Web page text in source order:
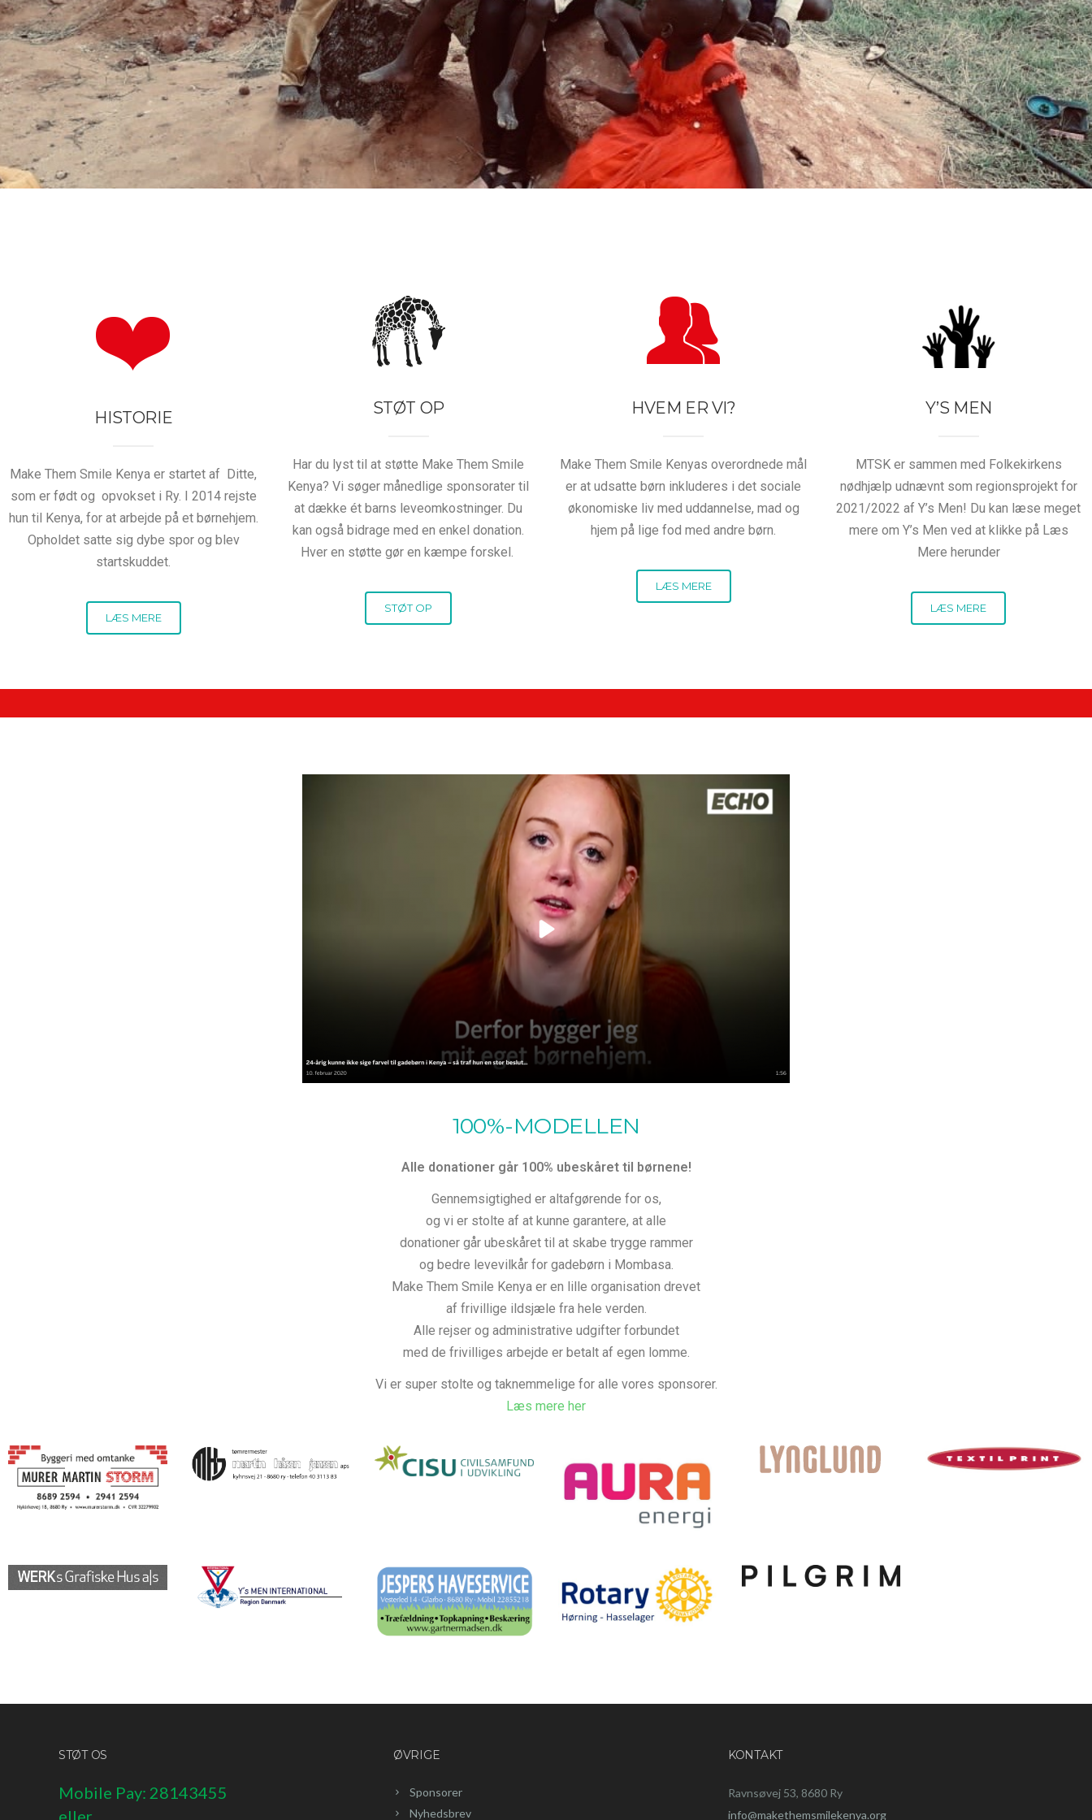
HISTORIE
Make Them Smile Kenya er startet af Ditte,
som er født og opvokset i Ry. I 2014 rejste
hun til Kenya, for at arbejde på et børnehjem.
Opholdet satte sig dybe spor og blev
startskuddet.
LÆS MERE
STØT OP
Har du lyst til at støtte Make Them Smile
Kenya? Vi søger månedlige sponsorater til
at dække ét barns leveomkostninger. Du
kan også bidrage med en enkel donation.
Hver en støtte gør en kæmpe forskel.
STØT OP
HVEM ER VI?
Make Them Smile Kenyas overordnede mål
er at udsatte børn inkluderes i det sociale
økonomiske liv med uddannelse, mad og
hjem på lige fod med andre børn.
LÆS MERE
Y’S MEN
MTSK er sammen med Folkekirkens
nødhjælp udnævnt som regionsprojekt for
2021/2022 af Y’s Men! Du kan læse meget
mere om Y’s Men ved at klikke på Læs
Mere herunder
LÆS MERE
100%-MODELLEN
Alle donationer går 100% ubeskåret til børnene!
Gennemsigtighed er altafgørende for os,
og vi er stolte af at kunne garantere, at alle
donationer går ubeskåret til at skabe trygge rammer
og bedre levevilkår for gadebørn i Mombasa.
Make Them Smile Kenya er en lille organisation drevet
af frivillige ildsjæle fra hele verden.
Alle rejser og administrative udgifter forbundet
med de frivilliges arbejde er betalt af egen lomme.
Vi er super stolte og taknemmelige for alle vores sponsorer.
Læs mere her
STØT OS
Mobile Pay: 28143455
eller
ØVRIGE
Sponsorer
Nyhedsbrev
KONTAKT
Ravnsøvej 53, 8680 Ry
info@makethemsmilekenya.org